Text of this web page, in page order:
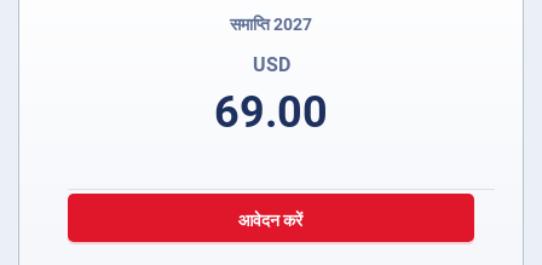
समाप्ति 2027
USD
69.00
आवेदन करें